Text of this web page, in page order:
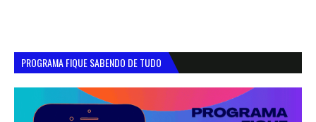
PROGRAMA FIQUE SABENDO DE TUDO